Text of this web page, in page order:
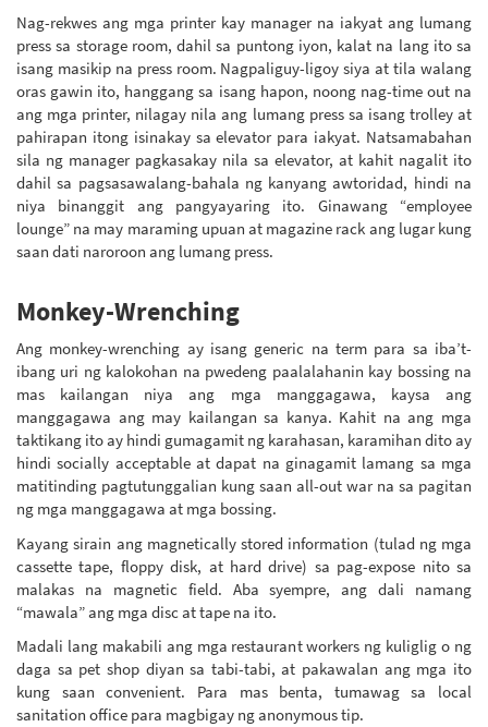
Nag-rekwes ang mga printer kay manager na iakyat ang lumang
press sa storage room, dahil sa puntong iyon, kalat na lang ito sa
isang masikip na press room. Nagpaliguy-ligoy siya at tila walang
oras gawin ito, hanggang sa isang hapon, noong nag-time out na
ang mga printer, nilagay nila ang lumang press sa isang trolley at
pahirapan itong isinakay sa elevator para iakyat. Natsamabahan
sila ng manager pagkasakay nila sa elevator, at kahit nagalit ito
dahil sa pagsasawalang-bahala ng kanyang awtoridad, hindi na
niya binanggit ang pangyayaring ito. Ginawang “employee
lounge” na may maraming upuan at magazine rack ang lugar kung
saan dati naroroon ang lumang press.
Monkey-Wrenching
Ang monkey-wrenching ay isang generic na term para sa iba’t-
ibang uri ng kalokohan na pwedeng paalalahanin kay bossing na
mas kailangan niya ang mga manggagawa, kaysa ang
manggagawa ang may kailangan sa kanya. Kahit na ang mga
taktikang ito ay hindi gumagamit ng karahasan, karamihan dito ay
hindi socially acceptable at dapat na ginagamit lamang sa mga
matitinding pagtutunggalian kung saan all-out war na sa pagitan
ng mga manggagawa at mga bossing.
Kayang sirain ang magnetically stored information (tulad ng mga
cassette tape, floppy disk, at hard drive) sa pag-expose nito sa
malakas na magnetic field. Aba syempre, ang dali namang
“mawala” ang mga disc at tape na ito.
Madali lang makabili ang mga restaurant workers ng kuliglig o ng
daga sa pet shop diyan sa tabi-tabi, at pakawalan ang mga ito
kung saan convenient. Para mas benta, tumawag sa local
sanitation office para magbigay ng anonymous tip.